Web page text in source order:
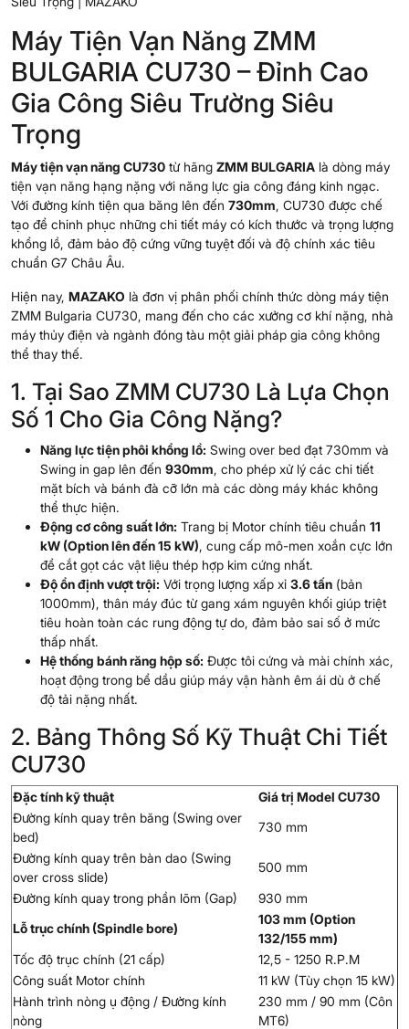
Máy Tiện Vạn Năng ZMM
BULGARIA CU730 – Đỉnh Cao
Gia Công Siêu Trường Siêu
Trọng
Máy tiện vạn năng CU730 từ hãng ZMM BULGARIA là dòng máy
tiện vạn năng hạng nặng với năng lực gia công đáng kinh ngạc.
Với đường kính tiện qua băng lên đến 730mm, CU730 được chế
tạo để chinh phục những chi tiết máy có kích thước và trọng lượng
khổng lồ, đảm bảo độ cứng vững tuyệt đối và độ chính xác tiêu
chuẩn G7 Châu Âu.
Hiện nay, MAZAKO là đơn vị phân phối chính thức dòng máy tiện
ZMM Bulgaria CU730, mang đến cho các xưởng cơ khí nặng, nhà
máy thủy điện và ngành đóng tàu một giải pháp gia công không
thể thay thế.
1. Tại Sao ZMM CU730 Là Lựa Chọn
Số 1 Cho Gia Công Nặng?
Năng lực tiện phôi khổng lồ: Swing over bed đạt 730mm và
Swing in gap lên đến 930mm, cho phép xử lý các chi tiết
mặt bích và bánh đà cỡ lớn mà các dòng máy khác không
thể thực hiện.
Động cơ công suất lớn: Trang bị Motor chính tiêu chuẩn 11
kW (Option lên đến 15 kW), cung cấp mô-men xoắn cực lớn
để cắt gọt các vật liệu thép hợp kim cứng nhất.
Độ ổn định vượt trội: Với trọng lượng xấp xỉ 3.6 tấn (bản
1000mm), thân máy đúc từ gang xám nguyên khối giúp triệt
tiêu hoàn toàn các rung động tự do, đảm bảo sai số ở mức
thấp nhất.
Hệ thống bánh răng hộp số: Được tôi cứng và mài chính xác,
hoạt động trong bể dầu giúp máy vận hành êm ái dù ở chế
độ tải nặng nhất.
2. Bảng Thông Số Kỹ Thuật Chi Tiết
CU730
Đặc tính kỹ thuật
Giá trị Model CU730
Đường kính quay trên băng (Swing over
bed)
730 mm
Đường kính quay trên bàn dao (Swing
over cross slide)
500 mm
Đường kính quay trong phần lõm (Gap)
930 mm
Lỗ trục chính (Spindle bore)
103 mm (Option
132/155 mm)
Tốc độ trục chính (21 cấp)
12,5 - 1250 R.P.M
Công suất Motor chính
11 kW (Tùy chọn 15 kW)
Hành trình nòng ụ động / Đường kính
nòng
230 mm / 90 mm (Côn
MT6)